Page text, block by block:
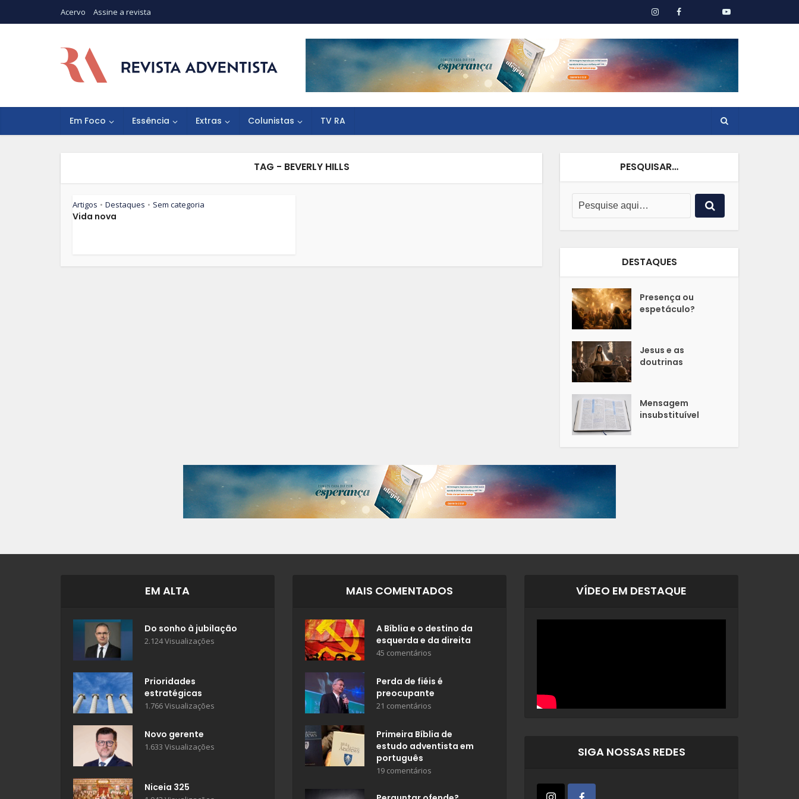
Acervo Assine a revista
Em Foco Essência Extras Colunistas TV RA
TAG - BEVERLY HILLS
Artigos • Destaques • Sem categoria
Vida nova
PESQUISAR…
DESTAQUES
Presença ou
espetáculo?
Jesus e as
doutrinas
Mensagem
insubstituível
EM ALTA
Do sonho à jubilação
2.124 Visualizações
Prioridades
estratégicas
1.766 Visualizações
Novo gerente
1.633 Visualizações
Niceia 325
MAIS COMENTADOS
A Bíblia e o destino da
esquerda e da direita
45 comentários
Perda de fiéis é
preocupante
21 comentários
Primeira Bíblia de
estudo adventista em
português
19 comentários
VÍDEO EM DESTAQUE
SIGA NOSSAS REDES